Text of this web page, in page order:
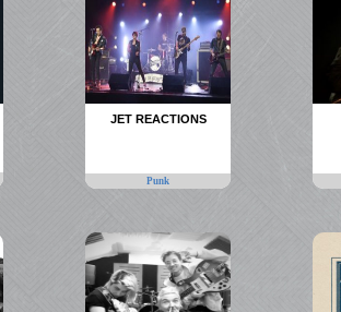
JET REACTIONS
Punk